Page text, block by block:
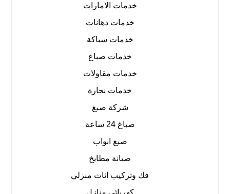
خدمات الامارات
خدمات دهانات
خدمات سباكة
خدمات صباغ
خدمات مقاولات
خدمات نجارة
شركة صبغ
صباغ 24 ساعة
صبغ ابواب
صيانة مطابخ
فك وتركيب اثاث منزلي